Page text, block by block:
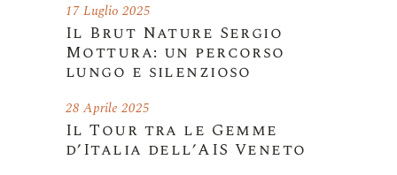
Il Brut Nature Sergio
Mottura: un percorso
lungo e silenzioso
17 Luglio 2025
Il Tour tra le Gemme
d’Italia dell’AIS Veneto
28 Aprile 2025